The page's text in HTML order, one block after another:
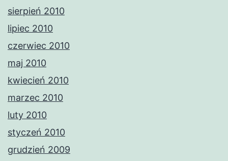
sierpień 2010
lipiec 2010
czerwiec 2010
maj 2010
kwiecień 2010
marzec 2010
luty 2010
styczeń 2010
grudzień 2009